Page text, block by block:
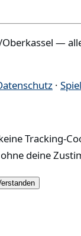
—
·
Tracking-
deine